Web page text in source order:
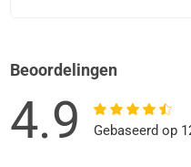
Beoordelingen
4.9 Gebaseerd op